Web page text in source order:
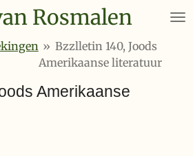
Rosmalen
» Bzzlletin 140, Joods
Amerikaanse literatuur
Amerikaanse